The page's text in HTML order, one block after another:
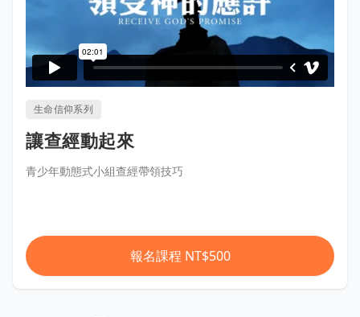
生命信仰系列
讓查經動起來
青少年動態式小組查經帶領技巧
報名課程 NT$500